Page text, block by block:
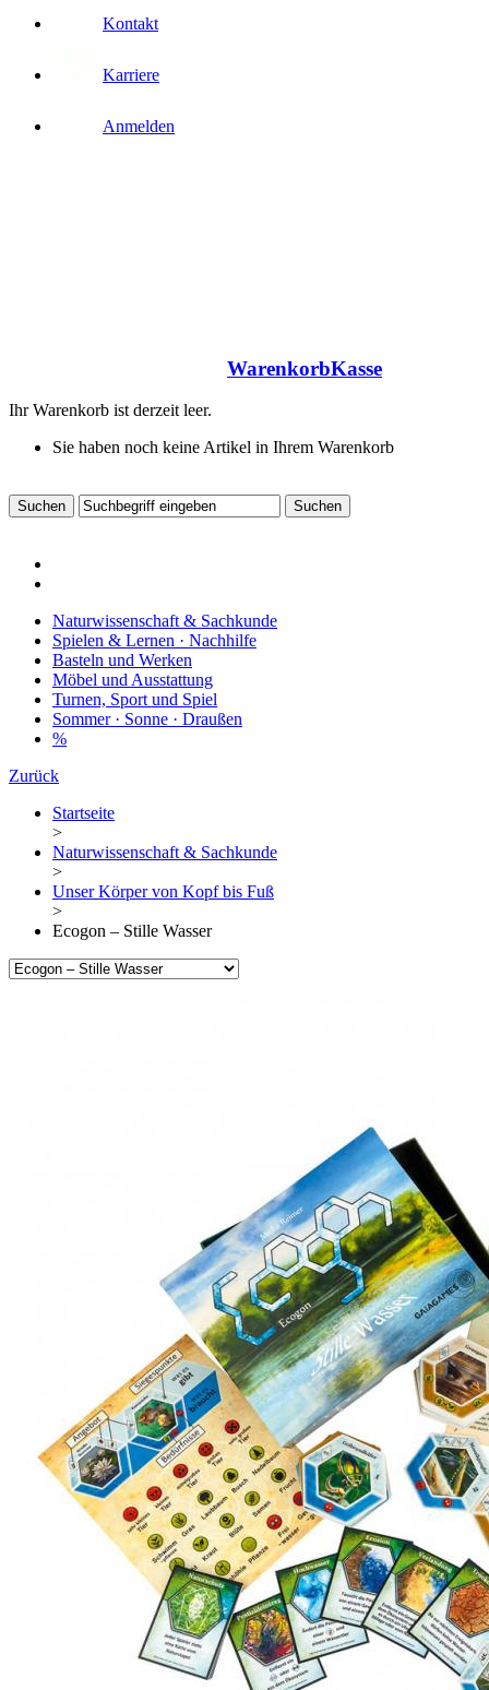
Kontakt
Karriere
Anmelden
WarenkorbKasse
Ihr Warenkorb ist derzeit leer.
Sie haben noch keine Artikel in Ihrem Warenkorb
Naturwissenschaft & Sachkunde
Spielen & Lernen · Nachhilfe
Basteln und Werken
Möbel und Ausstattung
Turnen, Sport und Spiel
Sommer · Sonne · Draußen
%
Zurück
Startseite
>
Naturwissenschaft & Sachkunde
>
Unser Körper von Kopf bis Fuß
>
Ecogon – Stille Wasser